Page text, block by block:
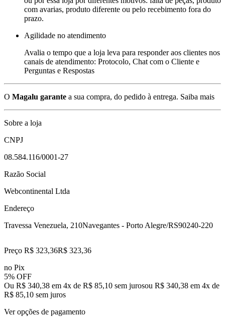
com avarias, produto diferente ou pelo recebimento fora do
prazo.
Agilidade no atendimento
Avalia o tempo que a loja leva para responder aos clientes nos
canais de atendimento: Protocolo, Chat com o Cliente e
Perguntas e Respostas
O Magalu garante a sua compra, do pedido à entrega. Saiba mais
Sobre a loja
CNPJ
08.584.116/0001-27
Razão Social
Webcontinental Ltda
Endereço
Travessa Venezuela, 210Navegantes - Porto Alegre/RS90240-220
Preço R$ 323,36R$ 323,36
no Pix
5% OFF
Ou R$ 340,38 em 4x de R$ 85,10 sem jurosou R$ 340,38 em 4x de
R$ 85,10 sem juros
Ver opções de pagamento